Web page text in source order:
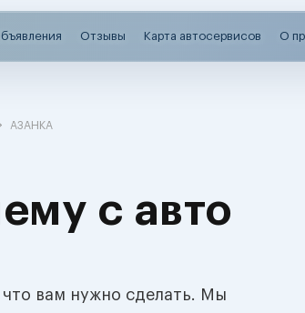
Отзывы Карта автосервисов О
АЗАНКА
с авто
вам нужно сделать. Мы